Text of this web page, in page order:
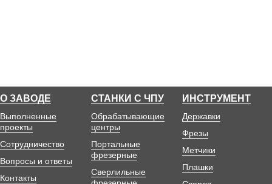
О ЗАВОДЕ
Выполненные
проекты
Сотрудничество
Вопросы и ответы
Контакты
СТАНКИ С ЧПУ
Обрабатывающие
центры
Портальные
фрезерные
Сверлильные
ИНСТРУМЕНТ
Державки
Фрезы
Метчики
Плашки